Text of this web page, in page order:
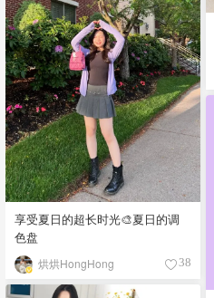
享受夏日的超长时光🎨夏日的调
色盘
烘烘HongHong 38